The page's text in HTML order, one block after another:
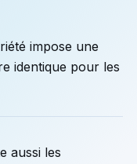
impose une
identique pour les
aussi les